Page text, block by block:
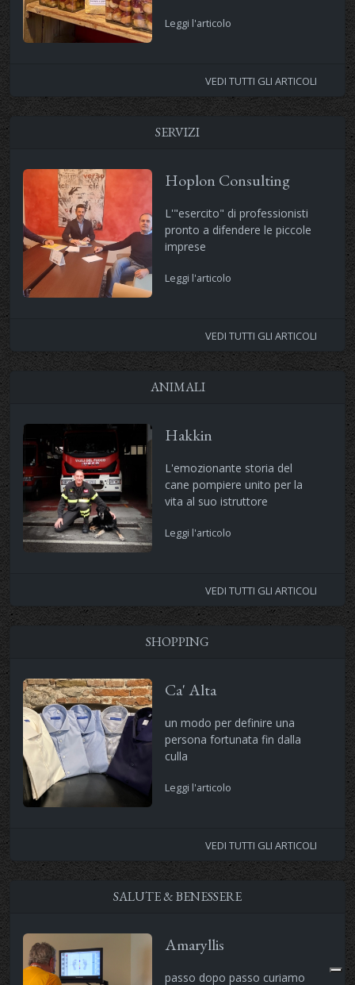
Leggi l'articolo
VEDI TUTTI GLI ARTICOLI
SERVIZI
Hoplon Consulting
L'"esercito" di professionisti
pronto a difendere le piccole
imprese
Leggi l'articolo
VEDI TUTTI GLI ARTICOLI
ANIMALI
Hakkin
L'emozionante storia del
cane pompiere unito per la
vita al suo istruttore
Leggi l'articolo
VEDI TUTTI GLI ARTICOLI
SHOPPING
Ca' Alta
un modo per definire una
persona fortunata fin dalla
culla
Leggi l'articolo
VEDI TUTTI GLI ARTICOLI
SALUTE & BENESSERE
Amaryllis
passo dopo passo curiamo